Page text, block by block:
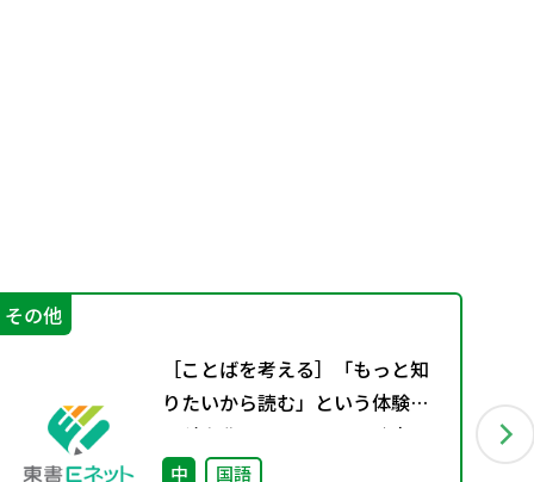
その他
［ことばを考える］「もっと知
りたいから読む」という体験〜
百科事典からはじめる、読書の
入り口〜
中 国語